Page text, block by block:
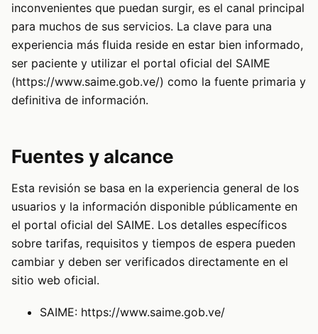
inconvenientes que puedan surgir, es el canal principal
para muchos de sus servicios. La clave para una
experiencia más fluida reside en estar bien informado,
ser paciente y utilizar el portal oficial del SAIME
(https://www.saime.gob.ve/) como la fuente primaria y
definitiva de información.
Fuentes y alcance
Esta revisión se basa en la experiencia general de los
usuarios y la información disponible públicamente en
el portal oficial del SAIME. Los detalles específicos
sobre tarifas, requisitos y tiempos de espera pueden
cambiar y deben ser verificados directamente en el
sitio web oficial.
SAIME: https://www.saime.gob.ve/